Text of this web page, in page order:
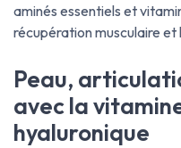
aminés essentiels et
récupération musculaire
Peau,
avec la
hyaluronique